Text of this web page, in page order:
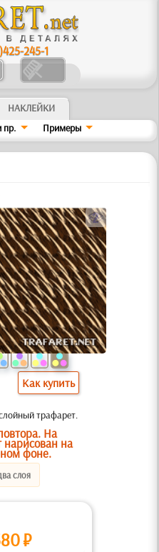
245-1
НАКЛЕЙКИ
пр. Примеры
b
Как купить
трафарет.
На
на
фоне.
слоя
₽